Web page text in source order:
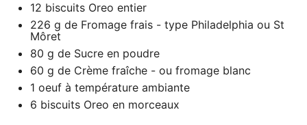
12 biscuits Oreo entier
226 g de Fromage frais - type Philadelphia ou St
Môret
80 g de Sucre en poudre
60 g de Crème fraîche - ou fromage blanc
1 oeuf à température ambiante
6 biscuits Oreo en morceaux